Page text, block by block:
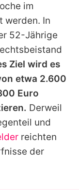
im
werden. In
52-Jährige
Ziel wird es
etwa 2.600
Euro
Derweil
und
reichten
der